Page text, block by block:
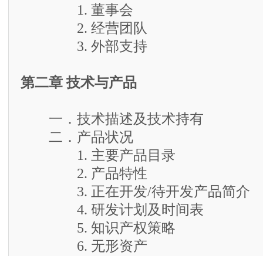
1. 董事会
2. 经营团队
3. 外部支持
第二章 技术与产品
一．技术描述及技术持有
二．产品状况
1. 主要产品目录
2. 产品特性
3. 正在开发/待开发产品简介
4. 研发计划及时间表
5. 知识产权策略
6. 无形资产